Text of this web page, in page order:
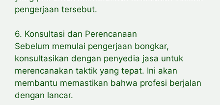
pengerjaan tersebut.
6. Konsultasi dan Perencanaan
Sebelum memulai pengerjaan bongkar,
konsultasikan dengan penyedia jasa untuk
merencanakan taktik yang tepat. Ini akan
membantu memastikan bahwa profesi berjalan
dengan lancar.